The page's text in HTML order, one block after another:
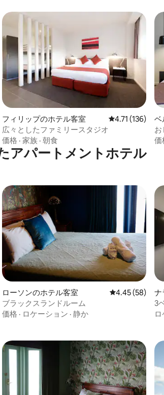
フィリップのホテル客室 レビュー136件
4.71 (136)
広々としたファミリースタジオ
価格 · 家族 · 朝食
ベ
お
価
アパートメントホテル
ローソンのホテル客室 レビュー58件
4.45 (58)
ブラックスランドルーム
価格 · ロケーション · 静か
ナ
3